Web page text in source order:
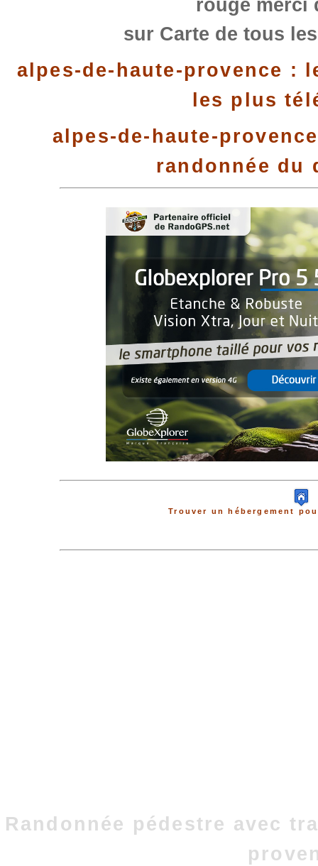
rouge merci
sur Carte de tous
alpes-de-haute-provence :
les plus
alpes-de-haute-
randonnée du
Trouver un hébergement
Randonnée pédestre avec